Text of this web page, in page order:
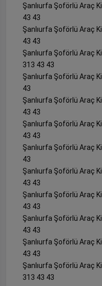
Şanlıurfa Şoförlü Araç
43 43
Şanlıurfa Şoförlü Araç
43 43
Şanlıurfa Şoförlü Araç
313 43 43
Şanlıurfa Şoförlü Araç
43
Şanlıurfa Şoförlü Araç
43 43
Şanlıurfa Şoförlü Araç
43 43
Şanlıurfa Şoförlü Araç
43
Şanlıurfa Şoförlü Araç
43 43
Şanlıurfa Şoförlü Araç
43 43
Şanlıurfa Şoförlü Araç
43 43
Şanlıurfa Şoförlü Araç
43 43
Şanlıurfa Şoförlü Araç
313 43 43